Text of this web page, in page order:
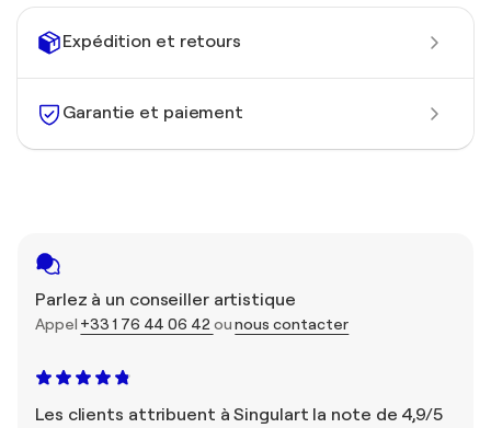
Expédition et retours
Garantie et paiement
Parlez à un conseiller artistique
Appel +33 1 76 44 06 42 ounous contacter
Les clients attribuent à Singulart la note de 4,9/5